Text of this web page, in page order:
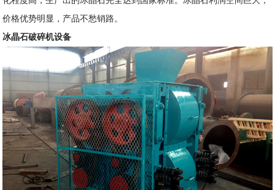
价格优势明显，产品不愁销路。
冰晶石破碎机设备